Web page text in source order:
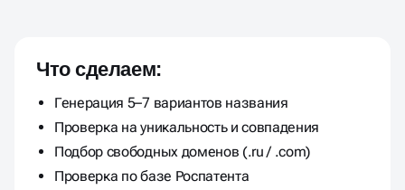
Что сделаем:
Генерация 5–7 вариантов названия
Проверка на уникальность и совпадения
Подбор свободных доменов (.ru / .com)
Проверка по базе Роспатента